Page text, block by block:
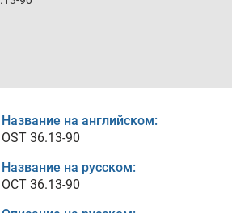
Название на английском:
OST 36.13-90
Название на русском:
ОСТ 36.13-90